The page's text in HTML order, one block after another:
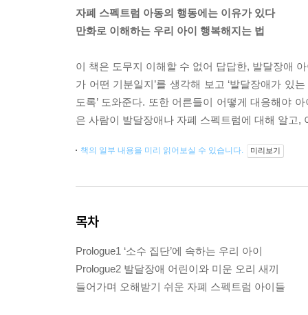
자폐 스펙트럼 아동의 행동에는 이유가 있다
만화로 이해하는 우리 아이 행복해지는 법
이 책은 도무지 이해할 수 없어 답답한, 발달장애
가 어떤 기분일지’를 생각해 보고 ‘발달장애가 있
도록’ 도와준다. 또한 어른들이 어떻게 대응해야
은 사람이 발달장애나 자폐 스펙트럼에 대해 알고
책의 일부 내용을 미리 읽어보실 수 있습니다. 미리보기
목차
Prologue1 ‘소수 집단’에 속하는 우리 아이
Prologue2 발달장애 어린이와 미운 오리 새끼
들어가며 오해받기 쉬운 자폐 스펙트럼 아이들